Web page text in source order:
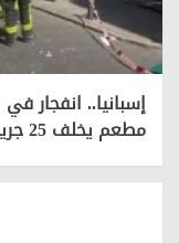
إسبانيا.. انفجار في
مطعم يخلف 25 جريحا